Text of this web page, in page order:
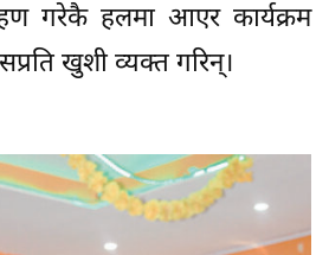
गरेकै हलमा आएर कार्यक्रम
खुशी व्यक्त गरिन्।